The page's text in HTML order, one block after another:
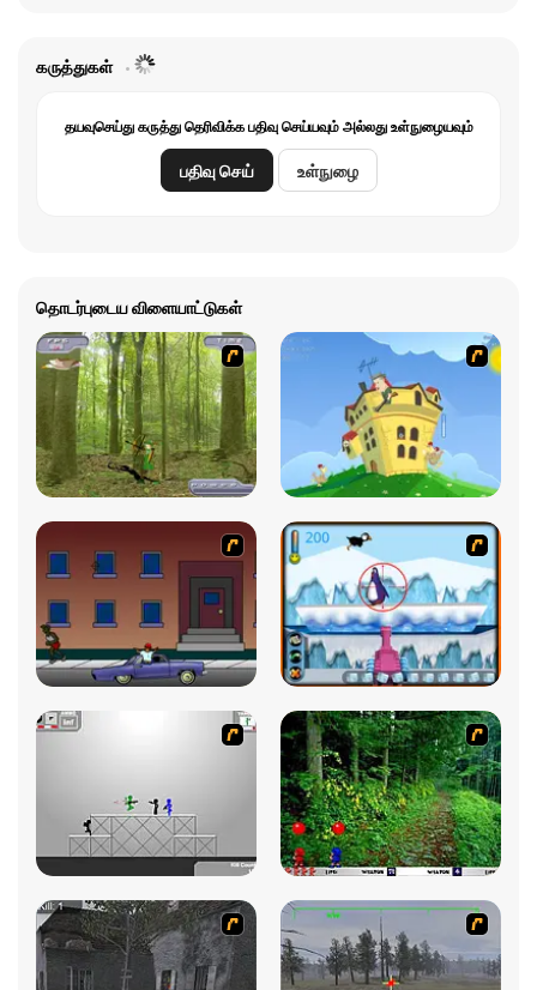
கருத்துகள்
தயவுசெய்து கருத்து தெரிவிக்க பதிவு செய்யவும் அல்லது உள்நுழையவும்
பதிவு செய் உள்நுழை
தொடர்புடைய விளையாட்டுகள்